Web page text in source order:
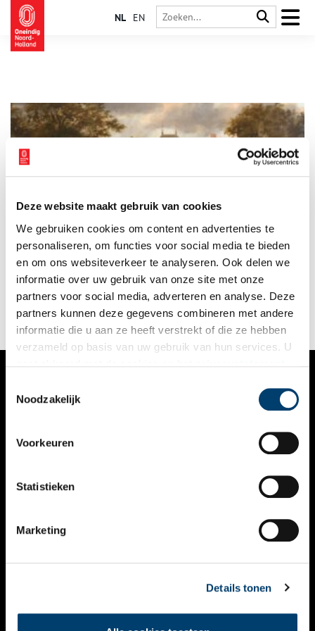
Deze website maakt gebruik van cookies
We gebruiken cookies om content en advertenties te
personaliseren, om functies voor social media te bieden
en om ons websiteverkeer te analyseren. Ook delen we
informatie over uw gebruik van onze site met onze
partners voor social media, adverteren en analyse. Deze
partners kunnen deze gegevens combineren met andere
informatie die u aan ze heeft verstrekt of die ze hebben
verzameld op basis van uw gebruik van hun services. U
Noodzakelijk
Voorkeuren
Statistieken
Marketing
Details tonen
NL EN
Ter Coulster in Heiloo is het enige historische landgoed boven
het Noordzeekanaal dat nog particulier eigendom is. In het
bos mag je vrij wandelen, maar niet iedereen weet dat er bijna
vier eeuwen lang een kasteel en in de negentiende eeuw een
landhuis heeft gestaan.
VERHALEN
KALENDER
THEMA’S
VIDEO’S
CONTACT